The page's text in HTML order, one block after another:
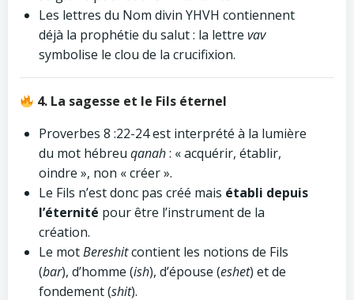
Les lettres du Nom divin YHVH contiennent
déjà la prophétie du salut : la lettre vav
symbolise le clou de la crucifixion.
4. La sagesse et le Fils éternel
Proverbes 8 :22-24 est interprété à la lumière
du mot hébreu qanah: « acquérir, établir,
oindre », non « créer ».
Le Fils n’est donc pas créé mais établi depuis
l’éternité pour être l’instrument de la
création.
Le motBereshitcontient les notions de Fils
(bar), d’homme (ish), d’épouse (eshet) et de
fondement (shit).